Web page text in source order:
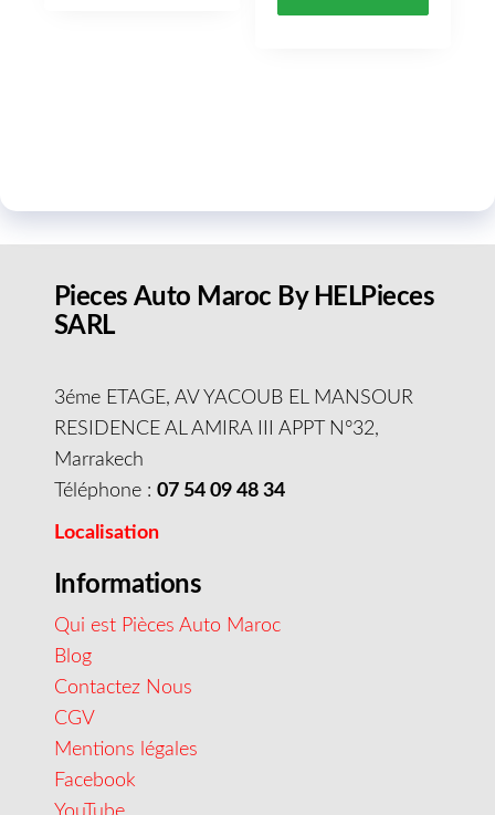
Pieces Auto Maroc By HELPieces
SARL
3éme ETAGE, AV YACOUB EL MANSOUR
RESIDENCE AL AMIRA III APPT N°32,
Marrakech
Téléphone : 07 54 09 48 34
Localisation
Informations
Qui est Pièces Auto Maroc
Blog
Contactez Nous
CGV
Mentions légales
Facebook